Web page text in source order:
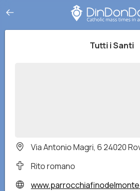
Tutti i Santi
Via Antonio Magri, 6 24020
Rito romano
www.parrocchiafinodelmonte.it/